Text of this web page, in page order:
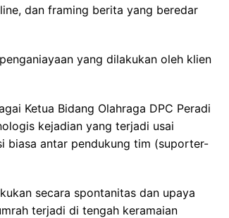
dan framing berita yang beredar
yang dilakukan oleh klien
Ketua Bidang Olahraga DPC Peradi
kejadian yang terjadi usai
biasa antar pendukung tim (suporter-
secara spontanitas dan upaya
terjadi di tengah keramaian